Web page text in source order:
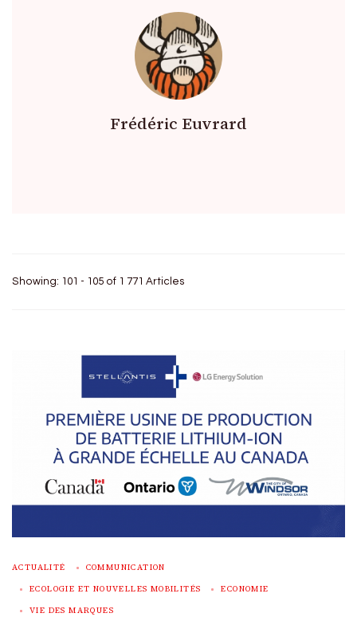
Frédéric Euvrard
Showing: 101 - 105 of 1 771 Articles
ACTUALITÉ COMMUNICATION
ECOLOGIE ET NOUVELLES MOBILITÉS ECONOMIE
VIE DES MARQUES